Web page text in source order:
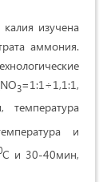
изучена
аммония.
NO3=1:1÷1,1:1,
температура
и
С и 30-40мин,